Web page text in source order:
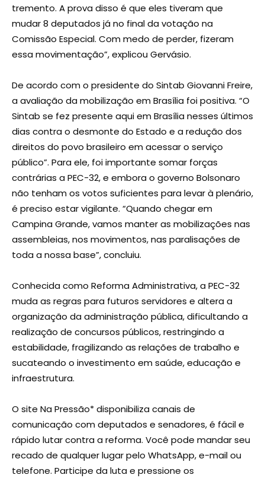
tremento. A prova disso é que eles tiveram que
mudar 8 deputados já no final da votação na
Comissão Especial. Com medo de perder, fizeram
essa movimentação”, explicou Gervásio.
De acordo com o presidente do Sintab Giovanni Freire,
a avaliação da mobilização em Brasília foi positiva. “O
Sintab se fez presente aqui em Brasília nesses últimos
dias contra o desmonte do Estado e a redução dos
direitos do povo brasileiro em acessar o serviço
público”. Para ele, foi importante somar forças
contrárias a PEC-32, e embora o governo Bolsonaro
não tenham os votos suficientes para levar à plenário,
é preciso estar vigilante. “Quando chegar em
Campina Grande, vamos manter as mobilizações nas
assembleias, nos movimentos, nas paralisações de
toda a nossa base”, concluiu.
Conhecida como Reforma Administrativa, a PEC-32
muda as regras para futuros servidores e altera a
organização da administração pública, dificultando a
realização de concursos públicos, restringindo a
estabilidade, fragilizando as relações de trabalho e
sucateando o investimento em saúde, educação e
infraestrutura.
O site Na Pressão* disponibiliza canais de
comunicação com deputados e senadores, é fácil e
rápido lutar contra a reforma. Você pode mandar seu
recado de qualquer lugar pelo WhatsApp, e-mail ou
telefone. Participe da luta e pressione os